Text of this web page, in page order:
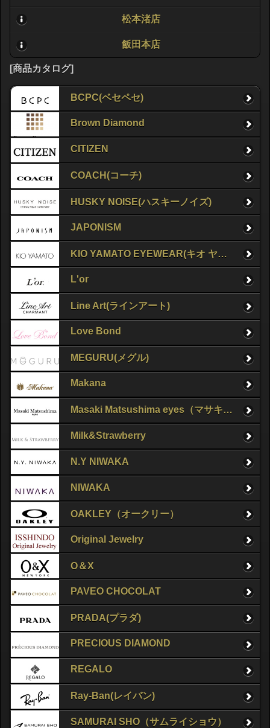
松本渚店
飯田本店
[商品カタログ]
BCPC(ベセペセ)
Brown Diamond
CITIZEN
COACH(コーチ)
HUSKY NOISE(ハスキーノイズ)
JAPONISM
KIO YAMATO EYEWEAR(キオ ヤマト アイウェア)
L'or
Line Art(ラインアート)
Love Bond
MEGURU(メグル)
Makana
Masaki Matsushima eyes（マサキマツシマ）
Milk&Strawberry
N.Y NIWAKA
NIWAKA
OAKLEY（オークリー）
Original Jewelry
O＆X
PAVEO CHOCOLAT
PRADA(プラダ)
PRECIOUS DIAMOND
REGALO
Ray-Ban(レイバン)
SAMURAI SHO（サムライショウ）